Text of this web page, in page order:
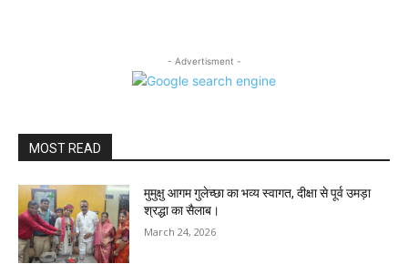
- Advertisment -
MOST READ
मुमुक्षु आगम गुलेच्छा का भव्य स्वागत, दीक्षा से पूर्व उमड़ा
श्रद्धा का सैलाब।
March 24, 2026